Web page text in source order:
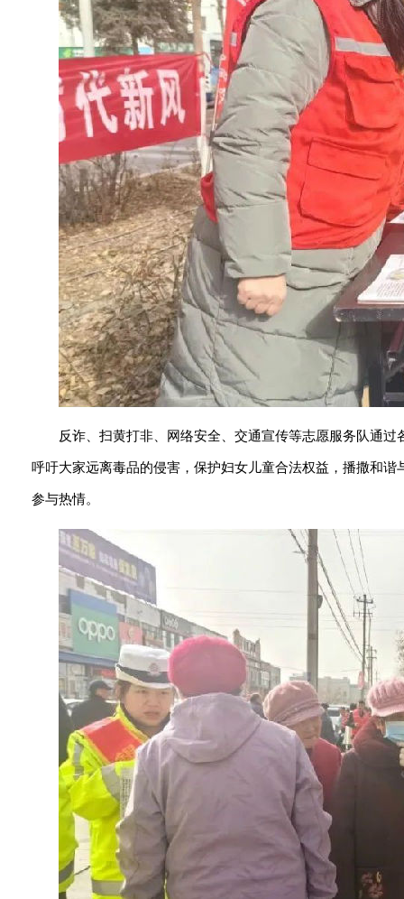
反诈、扫黄打非、网络安全、交通宣传等志愿服务队通
呼吁大家远离毒品的侵害，保护妇女儿童合法权益，播撒和
参与热情。